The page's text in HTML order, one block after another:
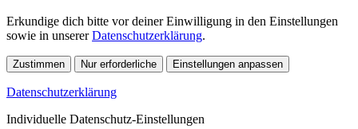
Erkundige dich bitte vor deiner Einwilligung in den Einstellungen
sowie in unsererDatenschutzerklärung.
Zustimmen Nur erforderliche Einstellungen anpassen
Datenschutzerklärung
Individuelle Datenschutz-Einstellungen